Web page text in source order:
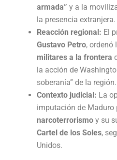
armada” y a la
la presencia extranjera.
Reacción regional: El
Gustavo Petro, ordenó
militares a la frontera
la acción de
soberanía” de la región.
Contexto judicial: La
imputación de Maduro
narcoterrorismo y su
Cartel de los Soles,
Unidos.